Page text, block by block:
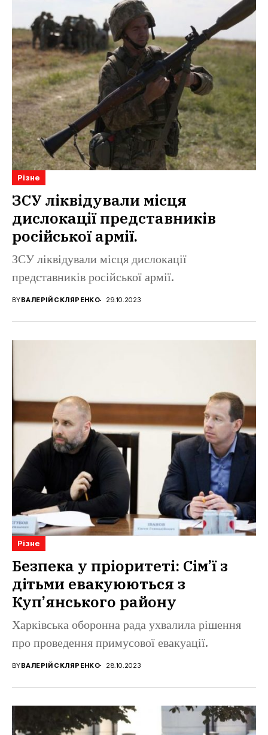
Різне
ЗСУ ліквідували місця
дислокації представників
російської армії.
ЗСУ ліквідували місця дислокації
представників російської армії.
BYВАЛЕРІЙ СКЛЯРЕНКО 29.10.2023
Різне
Безпека у пріоритеті: Сім’ї з
дітьми евакуюються з
Куп’янського району
Харківська оборонна рада ухвалила рішення
про проведення примусової евакуації.
BYВАЛЕРІЙ СКЛЯРЕНКО 28.10.2023